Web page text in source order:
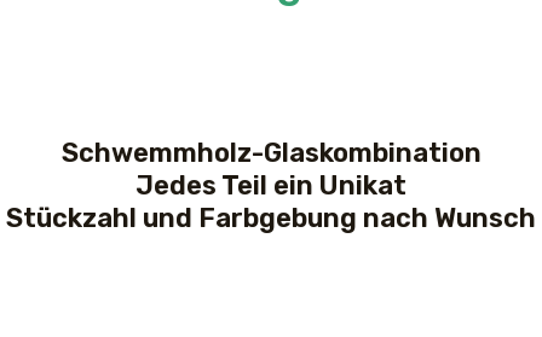
Schwemmholz-Glaskombination
Jedes Teil ein Unikat
Stückzahl und Farbgebung nach Wunsch